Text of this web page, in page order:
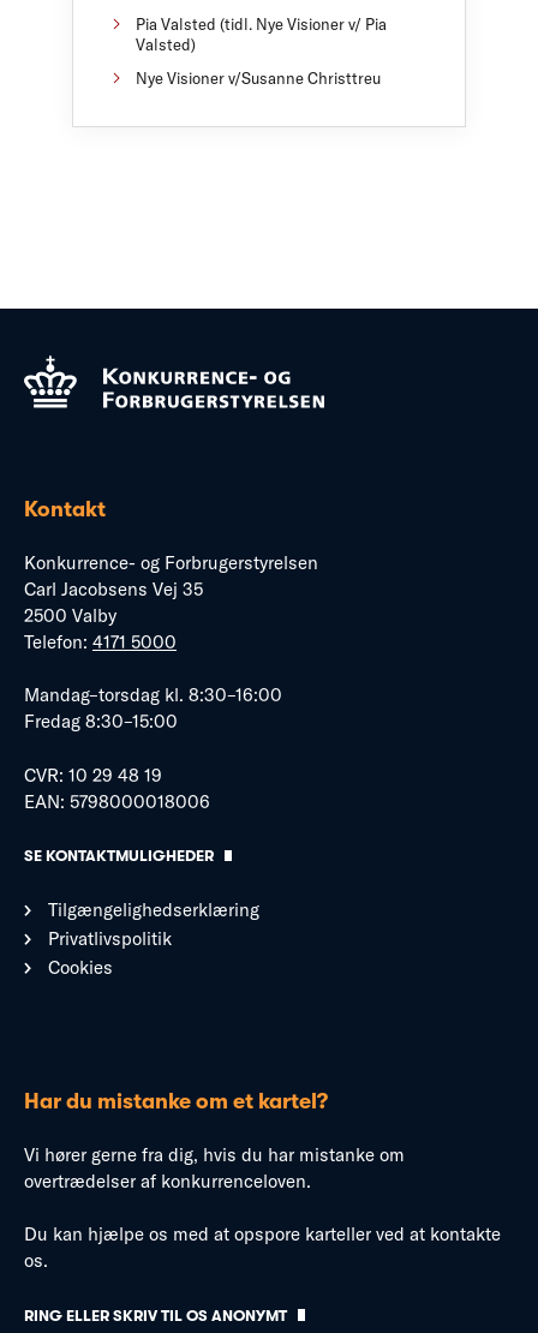
Pia Valsted (tidl. Nye Visioner v/ Pia
Valsted)
Nye Visioner v/Susanne Christtreu
Kontakt
Konkurrence- og Forbrugerstyrelsen
Carl Jacobsens Vej 35
2500 Valby
Telefon: 4171 5000
Mandag–torsdag kl. 8:30–16:00
Fredag 8:30–15:00
CVR: 10 29 48 19
EAN: 5798000018006
SE KONTAKTMULIGHEDER
Tilgængelighedserklæring
Privatlivspolitik
Cookies
Har du mistanke om et kartel?
Vi hører gerne fra dig, hvis du har mistanke om
overtrædelser af konkurrenceloven.
Du kan hjælpe os med at opspore karteller ved at kontakte
os.
RING ELLER SKRIV TIL OS ANONYMT